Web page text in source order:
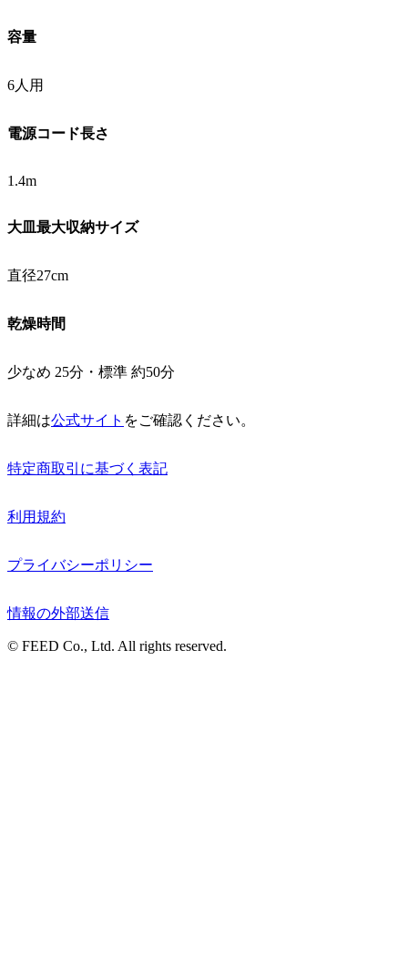
容量
6人用
電源コード長さ
1.4m
大皿最大収納サイズ
直径27cm
乾燥時間
少なめ 25分・標準 約50分
詳細は公式サイト をご確認ください。
特定商取引に基づく表記
利用規約
プライバシーポリシー
情報の外部送信
© FEED Co., Ltd. All rights reserved.